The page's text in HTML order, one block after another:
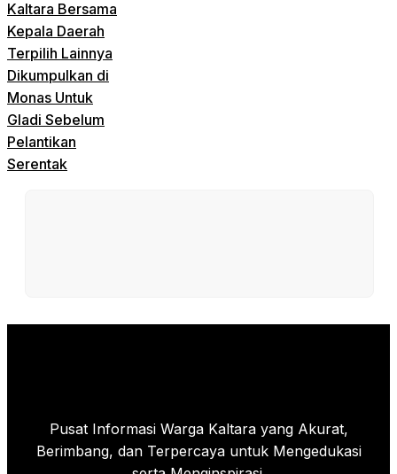
Kaltara Bersama
Kepala Daerah
Terpilih Lainnya
Dikumpulkan di
Monas Untuk
Gladi Sebelum
Pelantikan
Serentak
Pusat Informasi Warga Kaltara yang Akurat,
Berimbang, dan Terpercaya untuk Mengedukasi